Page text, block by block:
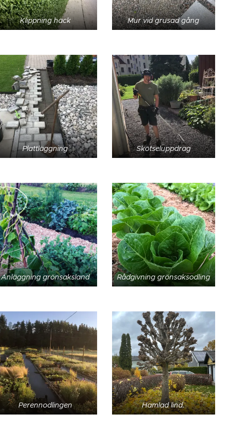
Klippning häck Mur vid grusad gång
Plattläggning Skötseluppdrag
Anläggning grönsaksland Rådgivning grönsaksodling
Perennodlingen Hamlad lind.